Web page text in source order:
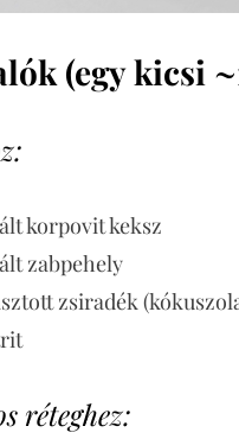
(egy kicsi
korpovit keksz
zabpehely
zsiradék
réteghez: